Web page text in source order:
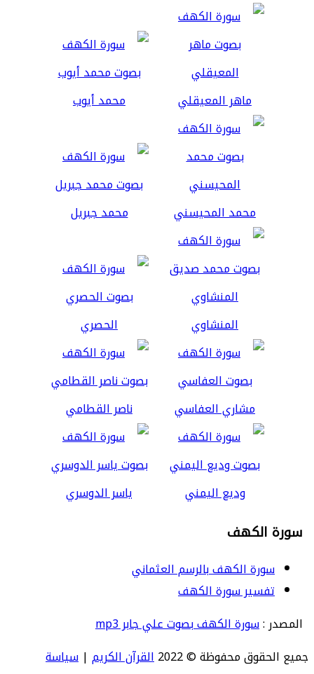
ماهر المعيقلي محمد أيوب
محمد المحيسني محمد جبريل
المنشاوي الحصري
مشاري العفاسي ناصر القطامي
وديع اليمني ياسر الدوسري
سورة الكهف
سورة الكهف بالرسم العثماني
تفسير سورة الكهف
المصدر :سورة الكهف بصوت علي جابر mp3
جميع الحقوق محفوظة © 2022
القرآن الكريم | سياسة